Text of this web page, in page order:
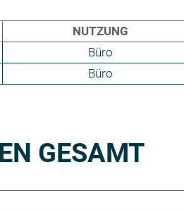
NUTZUNG
Büro
Büro
GESAMT